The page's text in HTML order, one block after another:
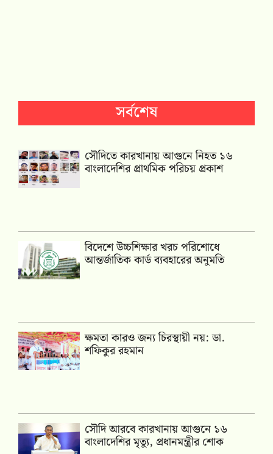
সর্বশেষ
সৌদিতে কারখানায় আগুনে নিহত ১৬
বাংলাদেশির প্রাথমিক পরিচয় প্রকাশ
বিদেশে উচ্চশিক্ষার খরচ পরিশোধে
আন্তর্জাতিক কার্ড ব্যবহারের অনুমতি
ক্ষমতা কারও জন্য চিরস্থায়ী নয়: ডা.
শফিকুর রহমান
সৌদি আরবে কারখানায় আগুনে ১৬
বাংলাদেশির মৃত্যু, প্রধানমন্ত্রীর শোক